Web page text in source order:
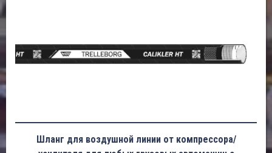
Шланг для воздушной линии от компрессора/